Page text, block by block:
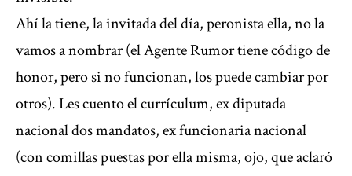
Ahí la tiene, la invitada del día, peronista ella, no la
vamos a nombrar (el Agente Rumor tiene código de
honor, pero si no funcionan, los puede cambiar por
otros). Les cuento el currículum, ex diputada
nacional dos mandatos, ex funcionaria nacional
(con comillas puestas por ella misma, ojo, que aclaró